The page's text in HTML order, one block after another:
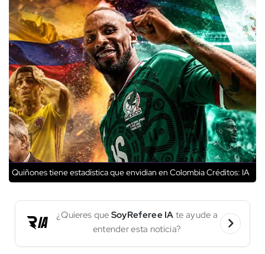
Quiñones tiene estadística que envidian en ColombiaCréditos: IA
¿Quieres que SoyReferee IA te ayude a
entender esta noticia?